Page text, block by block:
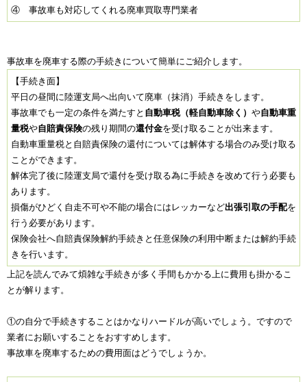
④ 事故車も対応してくれる廃車買取専門業者
事故車を廃車する際の手続きについて簡単にご紹介します。
【手続き面】
平日の昼間に陸運支局へ出向いて廃車（抹消）手続きをします。
事故車でも一定の条件を満たすと 自動車税（軽自動車除く） や自動車重
量税や自賠責保険の残り期間の還付金を受け取ることが出来ます。
自動車重量税と自賠責保険の還付については解体する場合のみ受け取る
ことができます。
解体完了後に陸運支局で還付を受け取る為に手続きを改めて行う必要も
あります。
損傷がひどく自走不可や不能の場合にはレッカーなど出張引取の手配を
行う必要があります。
保険会社へ自賠責保険解約手続きと任意保険の利用中断または解約手続
きを行います。
上記を読んでみて煩雑な手続きが多く手間もかかる上に費用も掛かるこ
とが解ります。
①の自分で手続きすることはかなりハードルが高いでしょう。ですので
業者にお願いすることをおすすめします。
事故車を廃車するための費用面はどうでしょうか。